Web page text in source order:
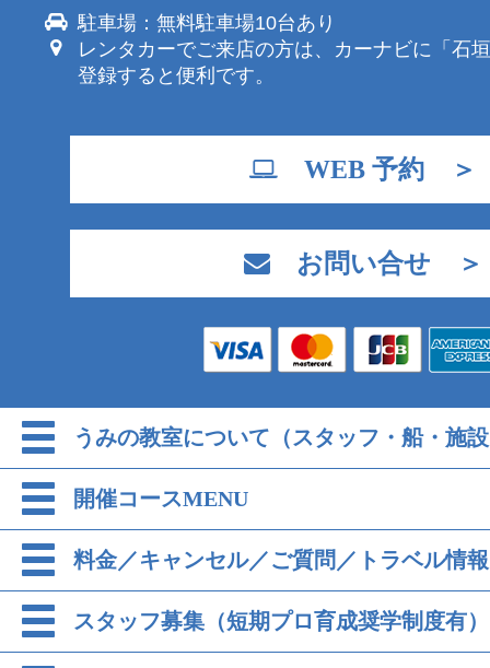
駐車場：無料駐車場10台あり
レンタカーでご来店の方は、カーナビに「石
登録すると便利です。
WEB 予約 ＞
お問い合せ ＞
うみの教室について（スタッフ・船・施
開催コースMENU
料金／キャンセル／ご質問／トラベル情報
スタッフ募集（短期プロ育成奨学制度有）